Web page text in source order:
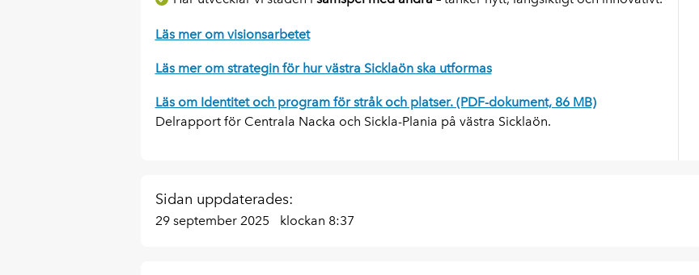
Läs mer om visionsarbetet
Läs mer om strategin för hur västra Sicklaön ska utformas
Läs om Identitet och program för stråk och platser. (PDF-dokument, 86 MB)
Delrapport för Centrala Nacka och Sickla-Plania på västra Sicklaön.
Sidan uppdaterades:
29 september 2025 klockan 8:37